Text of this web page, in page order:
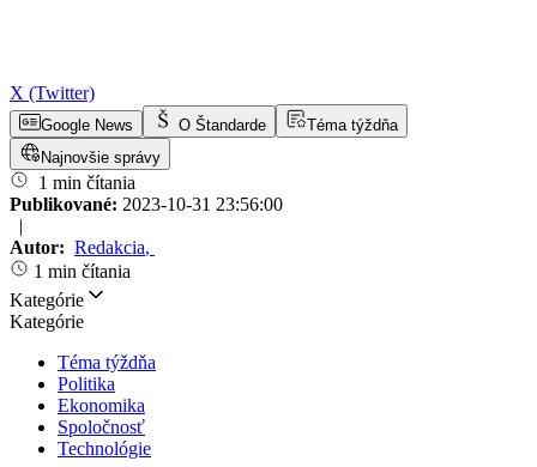
X (Twitter)
Google News O Štandarde
Téma týždňa
Najnovšie správy
1 min čítania
Publikované: 2023-10-31 23:56:00
|
Autor: Redakcia,
1 min čítania
Kategórie
Kategórie
Téma týždňa
Politika
Ekonomika
Spoločnosť
Technológie